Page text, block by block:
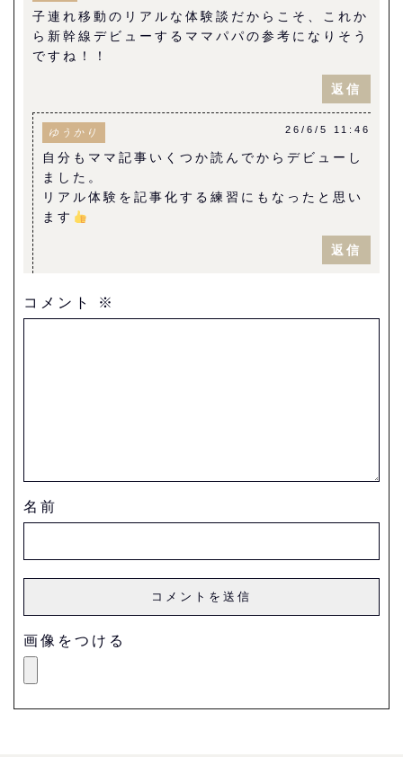
子連れ移動のリアルな体験談だからこそ、これか
ら新幹線デビューするママパパの参考になりそう
ですね！！
返信
ゆうかり 26/6/5 11:46
自分もママ記事いくつか読んでからデビューし
ました。
リアル体験を記事化する練習にもなったと思い
ます
返信
コメント ※
名前
画像をつける